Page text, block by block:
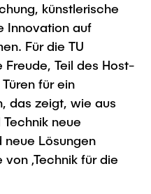
künstlerische
Innovation auf
Für die TU
Freude, Teil des Host-
für ein
das zeigt, wie aus
neue
neue Lösungen
‚Technik für die